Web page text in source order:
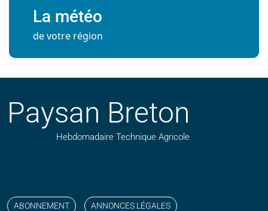
La météo
de votre région
Paysan Breton
Hebdomadaire Technique Agricole
ABONNEMENT ANNONCES LÉGALES